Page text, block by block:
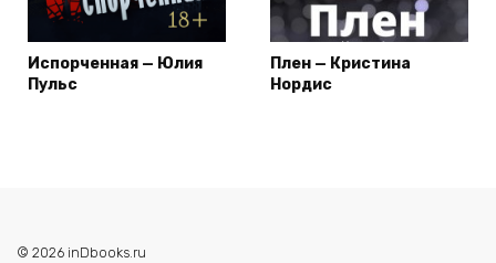
Испорченная — Юлия
Пульс
Плен — Кристина
Нордис
© 2026 inDbooks.ru